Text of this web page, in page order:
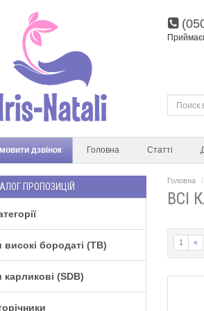
дзвінок Головна Статті
ПРОПОЗИЦІЙ
високі бородаті (TB)
карликові (SDB)
Головна
ВСІ
1 «